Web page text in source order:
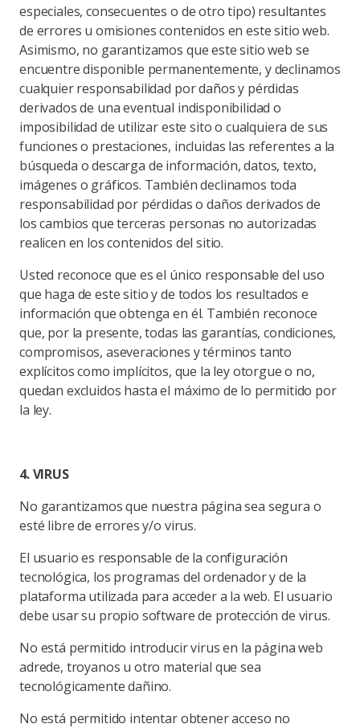
especiales, consecuentes o de otro tipo) resultantes
de errores u omisiones contenidos en este sitio web.
Asimismo, no garantizamos que este sitio web se
encuentre disponible permanentemente, y declinamos
cualquier responsabilidad por daños y pérdidas
derivados de una eventual indisponibilidad o
imposibilidad de utilizar este sito o cualquiera de sus
funciones o prestaciones, incluidas las referentes a la
búsqueda o descarga de información, datos, texto,
imágenes o gráficos. También declinamos toda
responsabilidad por pérdidas o daños derivados de
los cambios que terceras personas no autorizadas
realicen en los contenidos del sitio.
Usted reconoce que es el único responsable del uso
que haga de este sitio y de todos los resultados e
información que obtenga en él. También reconoce
que, por la presente, todas las garantías, condiciones,
compromisos, aseveraciones y términos tanto
explícitos como implícitos, que la ley otorgue o no,
quedan excluidos hasta el máximo de lo permitido por
la ley.
4. VIRUS
No garantizamos que nuestra página sea segura o
esté libre de errores y/o virus.
El usuario es responsable de la configuración
tecnológica, los programas del ordenador y de la
plataforma utilizada para acceder a la web. El usuario
debe usar su propio software de protección de virus.
No está permitido introducir virus en la página web
adrede, troyanos u otro material que sea
tecnológicamente dañino.
No está permitido intentar obtener acceso no